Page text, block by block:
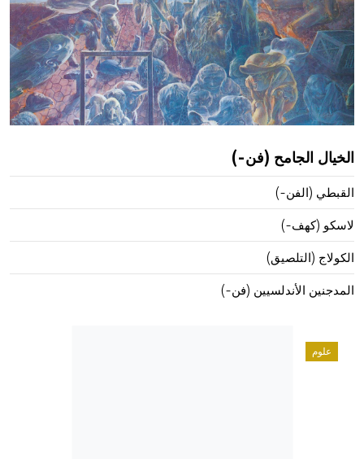
الخيال الجامح (فن-)
القبطي (الفن-)
لاسكو (كهف-)
الكولاج (التلصيق)
المدجنين الأندلسيين (فن-)
علوم